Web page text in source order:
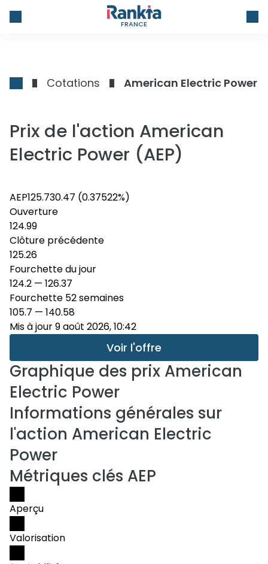
FRANCE
Cotations American Electric Power
Prix de l'action American
Electric Power (AEP)
AEP125.730.47 (0.37522%)
Ouverture
124.99
Clôture précédente
125.26
Fourchette du jour
124.2 — 126.37
Fourchette 52 semaines
105.7 — 140.58
Mis à jour 9 août 2026, 10:42
Voir l'offre
Graphique des prix American
Electric Power
Informations générales sur
l'action American Electric
Power
Métriques clés AEP
Aperçu
Valorisation